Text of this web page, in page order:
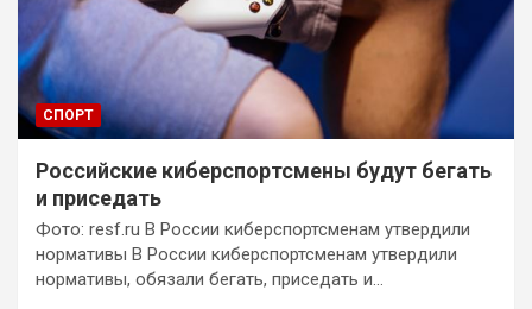
СПОРТ
Российские киберспортсмены будут бегать
и приседать
Фото: resf.ru В России киберспортсменам утвердили
нормативы В России киберспортсменам утвердили
нормативы, обязали бегать, приседать и…